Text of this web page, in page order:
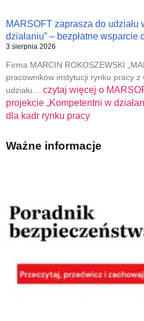
MARSOFT zaprasza do udziału
działaniu” – bezpłatne wsparcie
3 sierpnia 2026
Firma MARCIN ROKOSZEWSKI
pracowników instytucji rynku pracy
udziału… czytaj więcej o
projekcie „Kompetentni w
dla kadr rynku pracy
Ważne informacje